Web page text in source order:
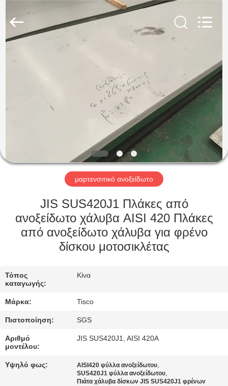
ΒΊΝΤΕΟ
ΠΕΡΊΠΟΥ
ΕΜΕΊΣ
ΓΎΡΟΣ
ΕΡΓΟΣΤΑΣΊΩΝ
ΠΟΙΟΤΙΚΌΣ
ΜΑΣ
ΕΛΆΤΕ
ΕΠΑΦΉ
ΜΕ
Rights
Reserved.
μαρτενσιτικό ανοξείδωτο
JIS SUS420J1 Πλάκες από
ανοξείδωτο χάλυβα AISI 420 Πλάκες
από ανοξείδωτο χάλυβα για φρένο
δίσκου μοτοσικλέτας
Τόπος
καταγωγής:
Κίνα
Μάρκα: Tisco
Πιστοποίηση: SGS
Αριθμό
μοντέλου:
JIS SUS420J1, AISI 420A
Υψηλό φως: AISI420 φύλλα ανοξείδωτου,
SUS420J1 φύλλα ανοξείδωτου,
Πιάτα χάλυβα δίσκων JIS SUS420J1 φρένων